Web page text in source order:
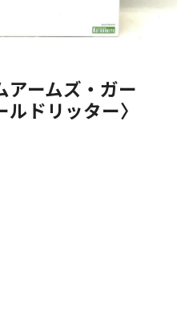
アームズ・ガー
ドリッター〉